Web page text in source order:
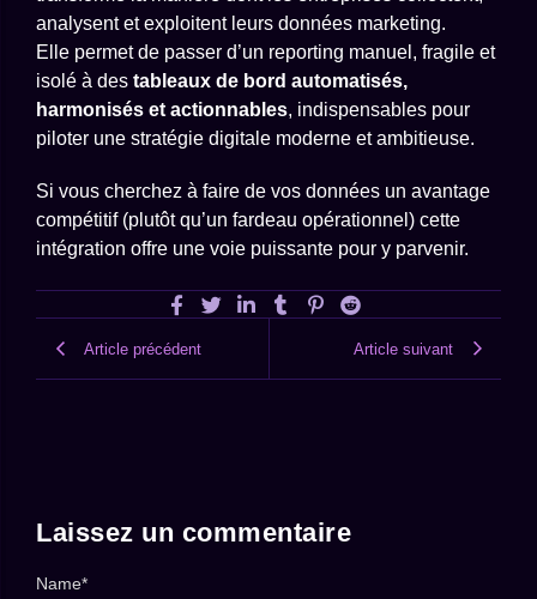
analysent et exploitent leurs données marketing.
Elle permet de passer d’un reporting manuel, fragile et
isolé à des tableaux de bord automatisés,
harmonisés et actionnables, indispensables pour
piloter une stratégie digitale moderne et ambitieuse.
Si vous cherchez à faire de vos données un avantage
compétitif (plutôt qu’un fardeau opérationnel) cette
intégration offre une voie puissante pour y parvenir.
Article précédent Article suivant
Laissez un commentaire
Name*